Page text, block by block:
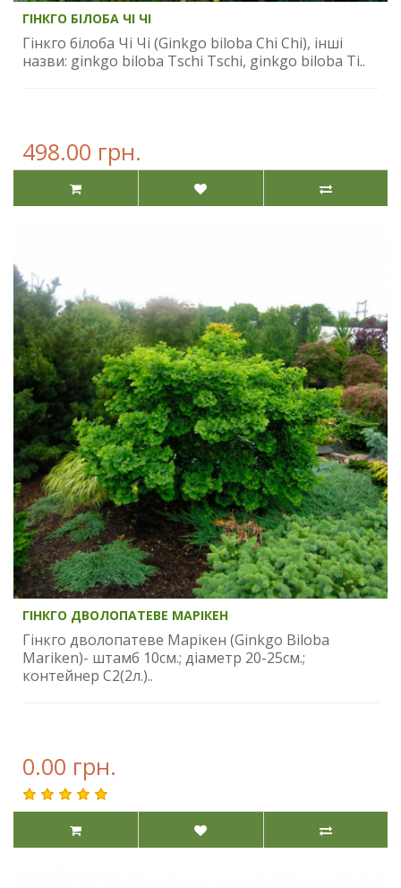
ГІНКГО БІЛОБА ЧІ ЧІ
Гінкго білоба Чі Чі (Ginkgo biloba Chi Chi), інші
назви: ginkgo biloba Tschi Tschi, ginkgo biloba Ti..
498.00 грн.
ГІНКГО ДВОЛОПАТЕВЕ МАРІКЕН
Гінкго дволопатеве Марікен (Ginkgo Biloba
Mariken)- штамб 10см.; діаметр 20-25см.;
контейнер С2(2л.)..
0.00 грн.